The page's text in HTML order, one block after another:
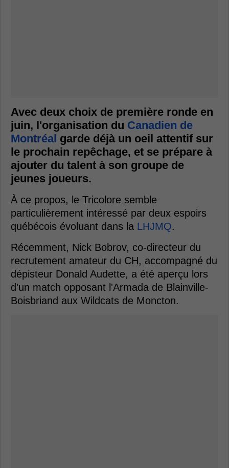
Avec deux choix de première ronde en
juin, l'organisation du Canadien de
Montréal garde déjà un oeil attentif sur
le prochain repêchage, et se prépare à
ajouter du talent à son groupe de
jeunes joueurs.
À ce propos, le Tricolore semble
particulièrement intéressé par deux espoirs
québécois évoluant dans la LHJMQ.
Récemment, Nick Bobrov, co-directeur du
recrutement amateur du CH, accompagné du
dépisteur Donald Audette, a été aperçu lors
d'un match opposant l'Armada de Blainville-
Boisbriand aux Wildcats de Moncton.